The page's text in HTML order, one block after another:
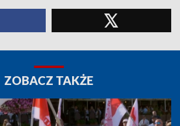
ZOBACZ TAKŻE